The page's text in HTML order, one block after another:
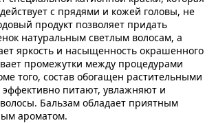
с прядями и кожей головы, не
продукт позволяет придать
натуральным светлым волосам, а
яркость и насыщенность окрашенного
промежутки между процедурами
того, состав обогащен растительными
питают, увлажняют и
Бальзам обладает приятным
ароматом.